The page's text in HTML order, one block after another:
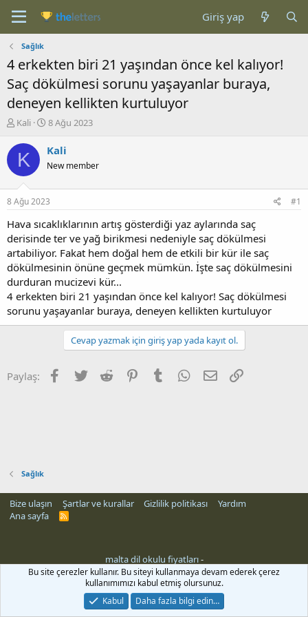
Giriş yap
Sağlık
4 erkekten biri 21 yaşından önce kel kalıyor!
Saç dökülmesi sorunu yaşayanlar buraya,
deneyen kellikten kurtuluyor
K
n
b
u
u
b
a
l
a
t
a
n
Kali
B
ş
a
g
ı
ç
a
r
i
h
i
8 Ağu 2023
K Kali
New member
8 Ağu 2023 #1
Hava sıcaklıklarının artış gösterdiği yaz aylarında saç
derisinde ter ve yağ birikmesi nedeniyle saç dökülmesi
artabiliyor. Fakat hem doğal hem de etkili bir kür ile saç
dökülmesinin önüne geçmek mümkün. İşte saç dökülmesini
durduran mucizevi kür...
4 erkekten biri 21 yaşından önce kel kalıyor! Saç dökülmesi
sorunu yaşayanlar buraya, deneyen kellikten kurtuluyor
Cevap yazmak için giriş yap yada kayıt ol.
Paylaş: Facebook
Twitter Reddit PinterestTumblr WhatsApp
E-posta
Sağlık
Bize ulaşın Şartlar ve kurallar Gizlilik politikası
Yardım
Ana sayfa
R
malta dil okulu fiyatları-
Bu site çerezler kullanır. Bu siteyi kullanmaya devam ederek çerez
kullanımımızı kabul etmiş olursunuz.
Kabul
Daha fazla bilgi edin…